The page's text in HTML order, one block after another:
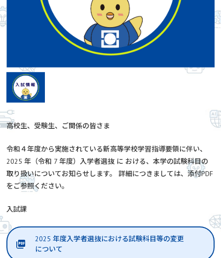
高校生、受験生、ご関係の皆さま
令和４年度から実施されている新高等学校学習指導要領に伴い、
2025 年（令和 7 年度）入学者選抜 に おける、本学の試験科目の
取り扱いについてお知らせします。 詳細につきましては、添付PDF
をご参照ください。
入試課
2025 年度入学者選抜における試験科目等の変更
について